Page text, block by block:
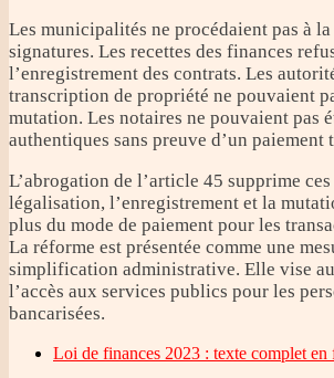
Les municipalités ne procédaient pas à
signatures. Les recettes des finances
l’enregistrement des contrats. Les
transcription de propriété ne pouvaient
mutation. Les notaires ne pouvaient pas
authentiques sans preuve d’un paiement
L’abrogation de l’article 45 supprime
légalisation, l’enregistrement et la
plus du mode de paiement pour les
La réforme est présentée comme une
simplification administrative. Elle vise
l’accès aux services publics pour les
bancarisées.
Loi de finances 2023 : texte complet en